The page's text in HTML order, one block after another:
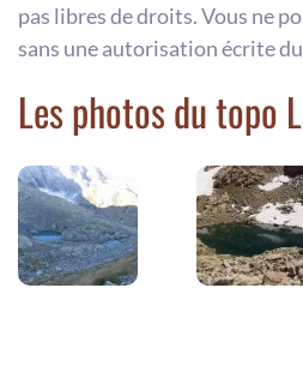
pas libres de droits. Vous ne
sans une autorisation écrite
Les photos du topo